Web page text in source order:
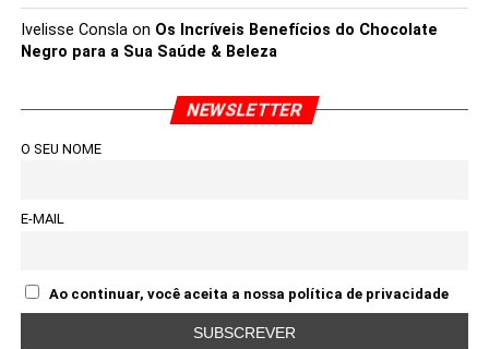
Ivelisse Conslaon Os Incríveis Benefícios do Chocolate
Negro para a Sua Saúde & Beleza
NEWSLETTER
O SEU NOME
E-MAIL
Ao continuar, você aceita a nossa política de privacidade